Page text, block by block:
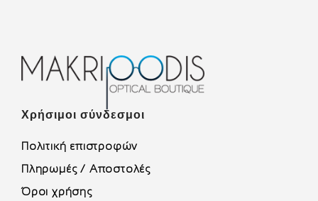
Χρήσιμοι σύνδεσμοι
Πολιτική επιστροφών
Πληρωμές / Αποστολές
Όροι χρήσης